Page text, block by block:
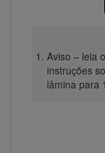
Aviso – leia o
instruções
lâmina para